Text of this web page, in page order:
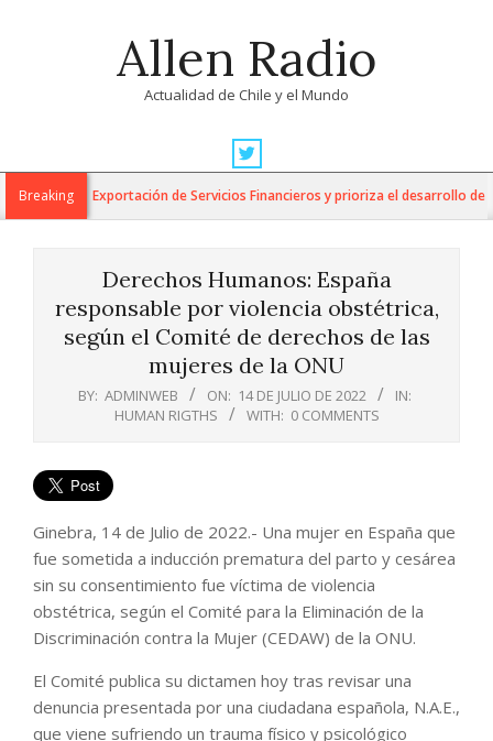
Allen Radio
Actualidad de Chile y el Mundo
Navigation
MenuBreaking
para la Exportación de Servicios Financieros y prioriza el desarrollo de
Derechos Humanos: España
responsable por violencia obstétrica,
según el Comité de derechos de las
mujeres de la ONU
BY: ADMINWEB ON: 14 DE JULIO DE 2022
IN:
HUMAN RIGTHS
WITH: 0 COMMENTS
Ginebra, 14 de Julio de 2022.- Una mujer en España que
fue sometida a inducción prematura del parto y cesárea
sin su consentimiento fue víctima de violencia
obstétrica, según el Comité para la Eliminación de la
Discriminación contra la Mujer (CEDAW) de la ONU.
El Comité publica su dictamen hoy tras revisar una
denuncia presentada por una ciudadana española, N.A.E.,
que viene sufriendo un trauma físico y psicológico